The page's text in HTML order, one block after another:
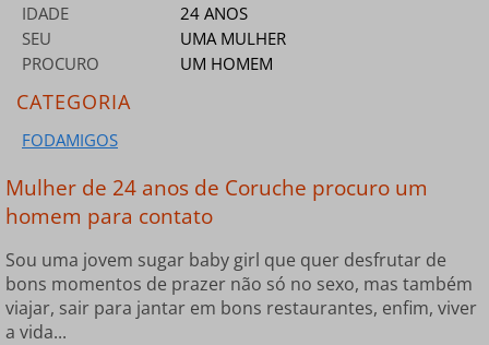
IDADE
24 ANOS
SEU
UMA MULHER
PROCURO
UM HOMEM
CATEGORIA
FODAMIGOS
Mulher de 24 anos de Coruche procuro um
homem para contato
Sou uma jovem sugar baby girl que quer desfrutar de
bons momentos de prazer não só no sexo, mas também
viajar, sair para jantar em bons restaurantes, enfim, viver
a vida...